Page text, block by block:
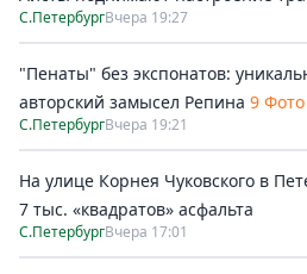
С.ПетербургВчера 19:27
"Пенаты" без экспонатов:
авторский замысел Репина 9 Фото
С.ПетербургВчера 19:21
На улице Корнея Чуковского в
7 тыс. «квадратов» асфальта
С.ПетербургВчера 17:01